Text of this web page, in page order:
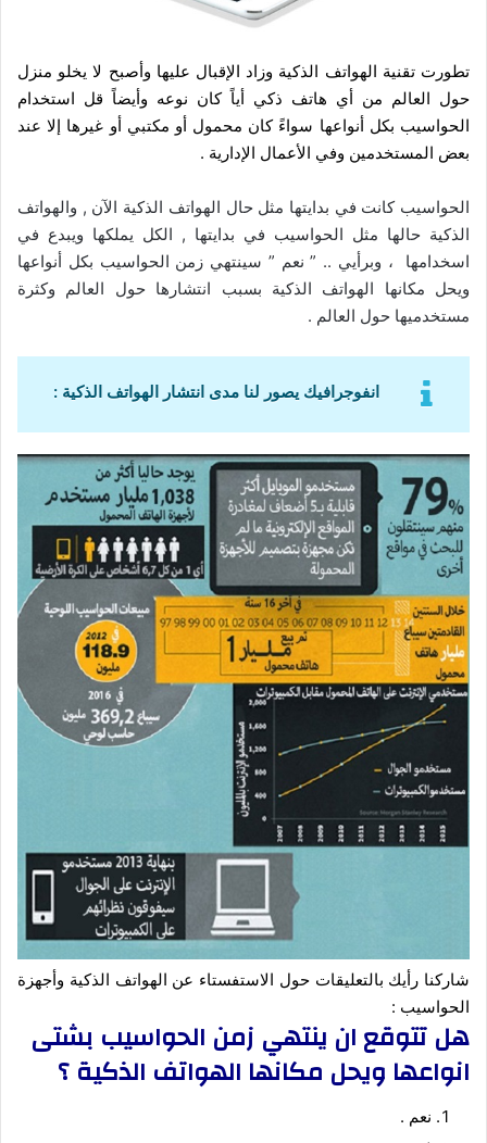
تطورت تقنية الهواتف الذكية وزاد الإقبال عليها وأصبح لا يخلو منزل
حول العالم من أي هاتف ذكي أياً كان نوعه وأيضاً قل استخدام
الحواسيب بكل أنواعها سواءً كان محمول أو مكتبي أو غيرها إلا عند
بعض المستخدمين وفي الأعمال الإدارية .
الحواسيب كانت في بدايتها مثل حال الهواتف الذكية الآن , والهواتف
الذكية حالها مثل الحواسيب في بدايتها , الكل يملكها ويبدع في
اسخدامها ، وبرأيي .. ” نعم ” سينتهي زمن الحواسيب بكل أنواعها
ويحل مكانها الهواتف الذكية بسبب انتشارها حول العالم وكثرة
مستخدميها حول العالم .
انفوجرافيك يصور لنا مدى انتشار الهواتف الذكية :
شاركنا رأيك بالتعليقات حول الاستفستاء عن الهواتف الذكية وأجهزة
الحواسيب :
هل تتوقع ان ينتهي زمن الحواسيب بشتى
انواعها ويحل مكانها الهواتف الذكية ؟
نعم .